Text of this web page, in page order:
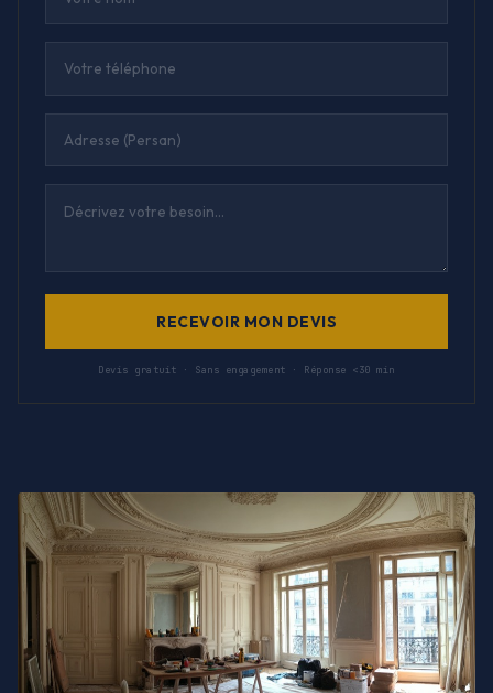
RECEVOIR MON DEVIS
Devis gratuit · Sans engagement · Réponse <30 min